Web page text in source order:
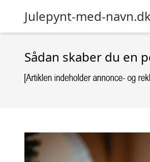
Julepynt-med-
Sådan skaber du en